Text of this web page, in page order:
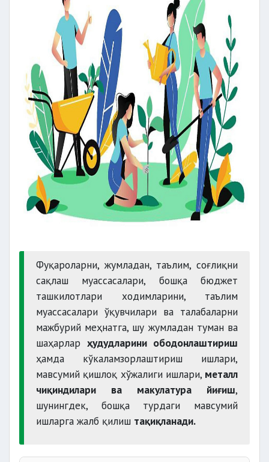
Фуқароларни, жумладан, таълим, соғлиқни
сақлаш муассасалари, бошқа бюджет
ташкилотлари ходимларини, таълим
муассасалари ўқувчилари ва талабаларни
мажбурий меҳнатга, шу жумладан туман ва
шаҳарлар ҳудудларини ободонлаштириш
ҳамда кўкаламзорлаштириш ишлари,
мавсумий қишлоқ хўжалиги ишлари, металл
чиқиндилари ва макулатура йиғиш,
шунингдек, бошқа турдаги мавсумий
ишларга жалб қилиш тақиқланади.